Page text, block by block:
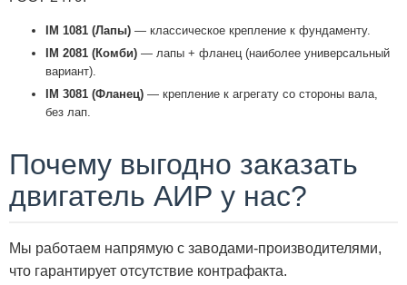
IM 1081 (Лапы) — классическое крепление к фундаменту.
IM 2081 (Комби) — лапы + фланец (наиболее универсальный
вариант).
IM 3081 (Фланец) — крепление к агрегату со стороны вала,
без лап.
Почему выгодно заказать
двигатель АИР у нас?
Мы работаем напрямую с заводами-производителями,
что гарантирует отсутствие контрафакта.